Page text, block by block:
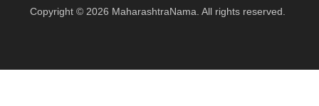
Copyright © 2026 MaharashtraNama. All rights reserved.